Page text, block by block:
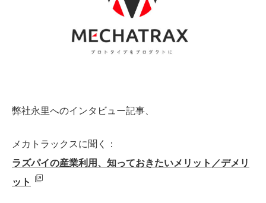
弊社永里へのインタビュー記事、
メカトラックスに聞く：
ラズパイの産業利用、知っておきたいメリット／デメリ
ット